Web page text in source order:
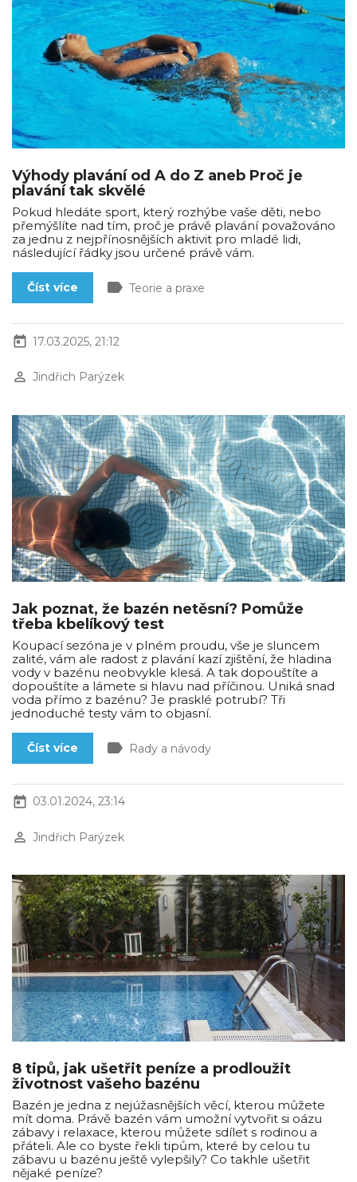
Výhody plavání od A do Z aneb Proč je
plavání tak skvělé
Pokud hledáte sport, který rozhýbe vaše děti, nebo
přemýšlíte nad tím, proč je právě plavání považováno
za jednu z nejpřínosnějších aktivit pro mladé lidi,
následující řádky jsou určené právě vám.
Číst více label Teorie a praxe
today 17.03.2025, 21:12
perm_identity Jindřich Parýzek
Jak poznat, že bazén netěsní? Pomůže
třeba kbelíkový test
Koupací sezóna je v plném proudu, vše je sluncem
zalité, vám ale radost z plavání kazí zjištění, že hladina
vody v bazénu neobvykle klesá. A tak dopouštíte a
dopouštíte a lámete si hlavu nad příčinou. Uniká snad
voda přímo z bazénu? Je prasklé potrubí? Tři
jednoduché testy vám to objasní.
Číst více label Rady a návody
today 03.01.2024, 23:14
perm_identity Jindřich Parýzek
8 tipů, jak ušetřit peníze a prodloužit
životnost vašeho bazénu
Bazén je jedna z nejúžasnějších věcí, kterou můžete
mít doma. Právě bazén vám umožní vytvořit si oázu
zábavy i relaxace, kterou můžete sdílet s rodinou a
přáteli. Ale co byste řekli tipům, které by celou tu
zábavu u bazénu ještě vylepšily? Co takhle ušetřit
nějaké peníze?